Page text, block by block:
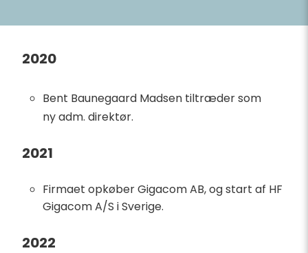
2020
Bent Baunegaard Madsen tiltræder som
ny adm. direktør.
2021
Firmaet opkøber Gigacom AB, og start af HF
Gigacom A/S i Sverige.
2022